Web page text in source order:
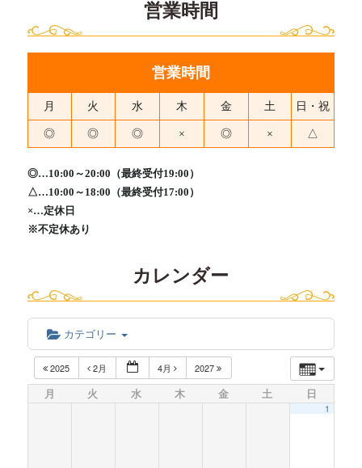
営業時間
営業時間
月 火 水 木 金 土 日・祝
◎ ◎ ◎ × ◎ × △
◎…10:00～20:00（最終受付19:00）
△…10:00～18:00（最終受付17:00）
×…定休日
※不定休あり
カレンダー
カテゴリー
2025 2月 4月 2027
月 火 水 木 金 土 日
1